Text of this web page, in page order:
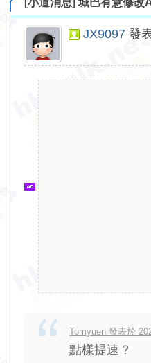
lk.
[小道消息]城巴有意修改
JX9097 發
Tomyuen 發表於
點樣提速？